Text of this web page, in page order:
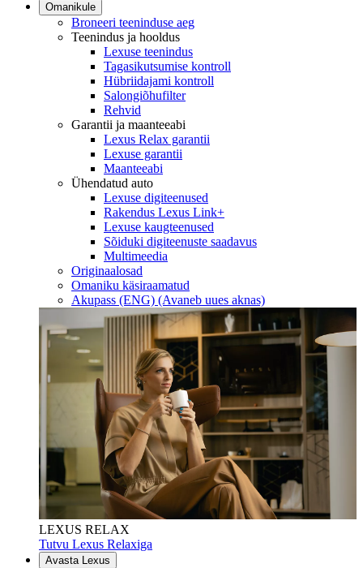
Omanikule
Broneeri teeninduse aeg
Teenindus ja hooldus
Lexuse teenindus
Tagasikutsumise kontroll
Hübriidajami kontroll
Salongiõhufilter
Rehvid
Garantii ja maanteeabi
Lexus Relax garantii
Lexuse garantii
Maanteeabi
Ühendatud auto
Lexuse digiteenused
Rakendus Lexus Link+
Lexuse kaugteenused
Sõiduki digiteenuste saadavus
Multimeedia
Originaalosad
Omaniku käsiraamatud
Akupass (ENG) (Avaneb uues aknas)
LEXUS RELAX
Tutvu Lexus Relaxiga
Avasta Lexus